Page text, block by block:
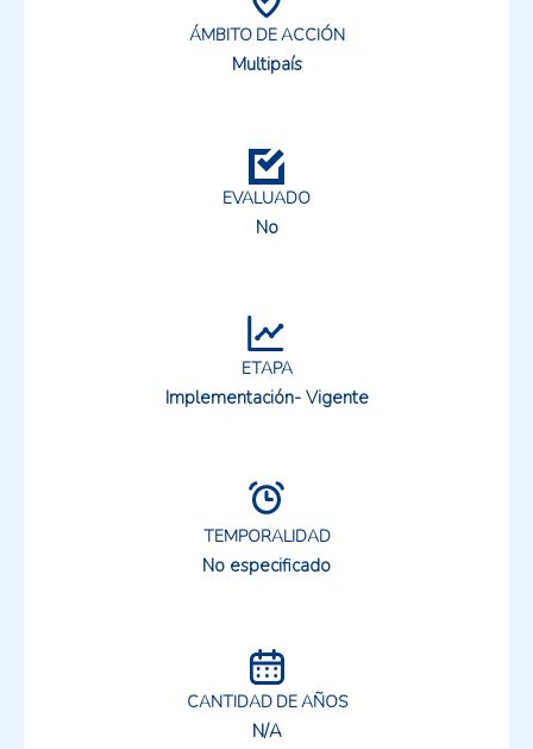
ÁMBITO DE ACCIÓN
Multipaís
EVALUADO
No
ETAPA
Implementación- Vigente
TEMPORALIDAD
No especificado
CANTIDAD DE AÑOS
N/A